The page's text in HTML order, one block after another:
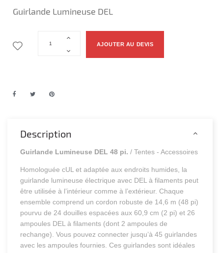
Guirlande Lumineuse DEL
AJOUTER AU DEVIS
Description
Guirlande Lumineuse DEL 48 pi./ Tentes - Accessoires
Homologuée cUL et adaptée aux endroits humides, la
guirlande lumineuse électrique avec DEL à filaments peut
être utilisée à l’intérieur comme à l’extérieur. Chaque
ensemble comprend un cordon robuste de 14,6 m (48 pi)
pourvu de 24 douilles espacées aux 60,9 cm (2 pi) et 26
ampoules DEL à filaments (dont 2 ampoules de
rechange). Vous pouvez connecter jusqu’à 45 guirlandes
avec les ampoules fournies. Ces guirlandes sont idéales